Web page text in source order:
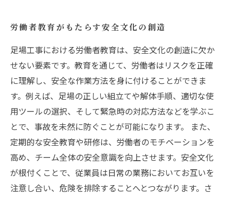
労働者教育がもたらす安全文化の創造
足場工事における労働者教育は、安全文化の創造に欠か
せない要素です。教育を通じて、労働者はリスクを正確
に理解し、安全な作業方法を身に付けることができま
す。例えば、足場の正しい組立てや解体手順、適切な使
用ツールの選択、そして緊急時の対応方法などを学ぶこ
とで、事故を未然に防ぐことが可能になります。 また、
定期的な安全教育や研修は、労働者のモチベーションを
高め、チーム全体の安全意識を向上させます。安全文化
が根付くことで、従業員は日常の業務においてお互いを
注意し合い、危険を排除することへとつながります。さ